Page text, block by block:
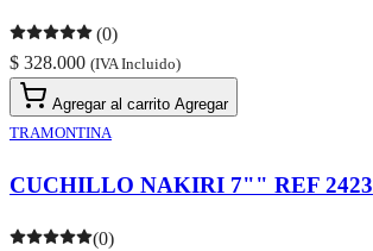
(0)
$ 328.000 (IVA Incluido)
Agregar al carrito Agregar
TRAMONTINA
CUCHILLO NAKIRI 7"" REF 2423
(0)